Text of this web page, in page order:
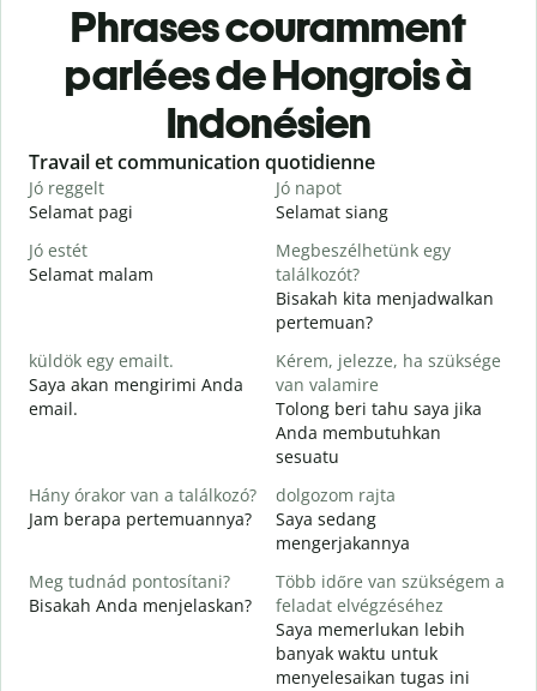
Phrases couramment
parlées de Hongrois à
Indonésien
Slide 1 of 6
Travail et communication quotidienne
Jó reggelt
Selamat pagi
Jó napot
Selamat siang
Jó estét
Selamat malam
Megbeszélhetünk egy
találkozót?
Bisakah kita menjadwalkan
pertemuan?
küldök egy emailt.
Saya akan mengirimi Anda
email.
Kérem, jelezze, ha szüksége
van valamire
Tolong beri tahu saya jika
Anda membutuhkan
sesuatu
Hány órakor van a találkozó?
Jam berapa pertemuannya?
dolgozom rajta
Saya sedang
mengerjakannya
Meg tudnád pontosítani?
Bisakah Anda menjelaskan?
Több időre van szükségem a
feladat elvégzéséhez
Saya memerlukan lebih
banyak waktu untuk
menyelesaikan tugas ini